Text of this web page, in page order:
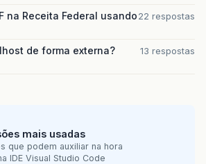
na Receita Federal usando22 respostas
de forma externa?
13 respostas
mais usadas
que podem auxiliar na hora
IDE Visual Studio Code